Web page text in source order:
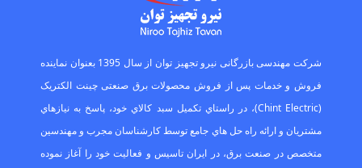
ﺷﺮﮐﺖ ﻣﻬﻨﺪﺳﯽ ﺑﺎزرﮔﺎﻧﯽ ﻧﯿﺮو ﺗﺠﻬﯿﺰ ﺗﻮان از ﺳﺎل 1395 ﺑﻌﻨﻮان ﻧﻤﺎﯾﻨﺪه
ﻓﺮوش و ﺧﺪﻣﺎت ﭘﺲ از ﻓﺮوش ﻣﺤﺼﻮﻻت ﺑﺮق ﺻﻨﻌﺘﯽ ﭼﯿﻨﺖ اﻟﮑﺘﺮﯾﮏ
(Chint Electric)، در راﺳﺘﺎي ﺗﮑﻤﯿﻞ ﺳﺒﺪ ﮐﺎﻻي ﺧﻮد، ﭘﺎﺳﺦ ﺑﻪ ﻧﯿﺎزﻫﺎي
ﻣﺸﺘﺮﯾﺎن و اراﺋﻪ راه ﺣﻞ ﻫﺎي ﺟﺎﻣﻊ ﺗﻮﺳﻂ ﮐﺎرﺷﻨﺎﺳﺎن ﻣﺠﺮب و ﻣﻬﻨﺪﺳﯿﻦ
ﻣﺘﺨﺼﺺ در ﺻﻨﻌﺖ ﺑﺮق، در اﯾﺮان ﺗﺎﺳﯿﺲ و ﻓﻌﺎﻟﯿﺖ ﺧﻮد را آﻏﺎز ﻧﻤﻮده